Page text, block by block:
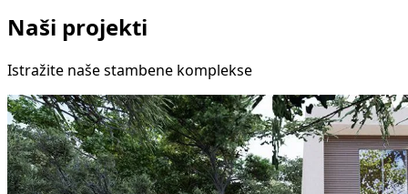
Naši projekti
Istražite naše stambene komplekse